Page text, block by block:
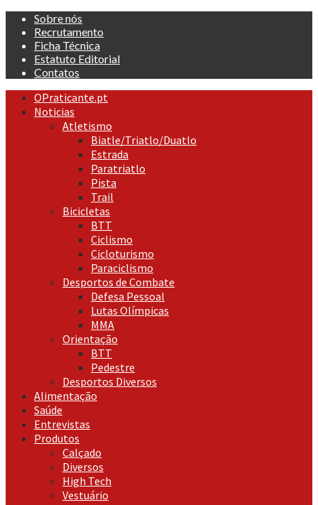
Skip
content
Sobre nós
Recrutamento
Ficha Técnica
Estatuto Editorial
Contatos
Primary
Menu
OPraticante.pt
Noticias
Atletismo
Biatle/Triatlo/Duatlo
Estrada
Paratriatlo
Pista
Trail
Bicicletas
BTT
Ciclismo
Cicloturismo
Paraciclismo
Desportos de Combate
Defesa Pessoal
Lutas Olímpicas
MMA
Orientação
BTT
Pedestre
Desportos Diversos
Alimentação
Saúde
Entrevistas
Produtos
Calçado
Diversos
High Tech
Vestuário